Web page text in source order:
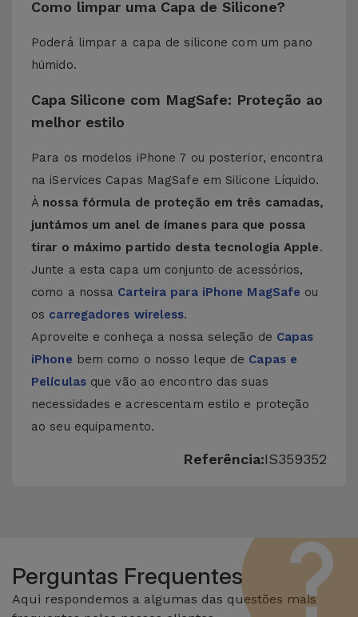
Como limpar uma Capa de Silicone?
Poderá limpar a capa de silicone com um pano
húmido.
Capa Silicone com MagSafe: Proteção ao
melhor estilo
Para os modelos iPhone 7 ou posterior, encontra
na iServices Capas MagSafe em Silicone Líquido.
À nossa fórmula de proteção em três camadas,
juntámos um anel de ímanes para que possa
tirar o máximo partido desta tecnologia Apple.
Junte a esta capa um conjunto de acessórios,
como a nossa Carteira para iPhone MagSafe ou
os carregadores wireless.
Aproveite e conheça a nossa seleção de Capas
iPhone bem como o nosso leque de Capas e
Películasque vão ao encontro das suas
necessidades e acrescentam estilo e proteção
ao seu equipamento.
Referência:IS359352
Perguntas Frequentes
Aqui respondemos a algumas das questões mais